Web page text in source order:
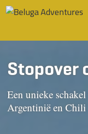
Ga naar inhoud
Stopover
Een unieke
Argentinië en Chili